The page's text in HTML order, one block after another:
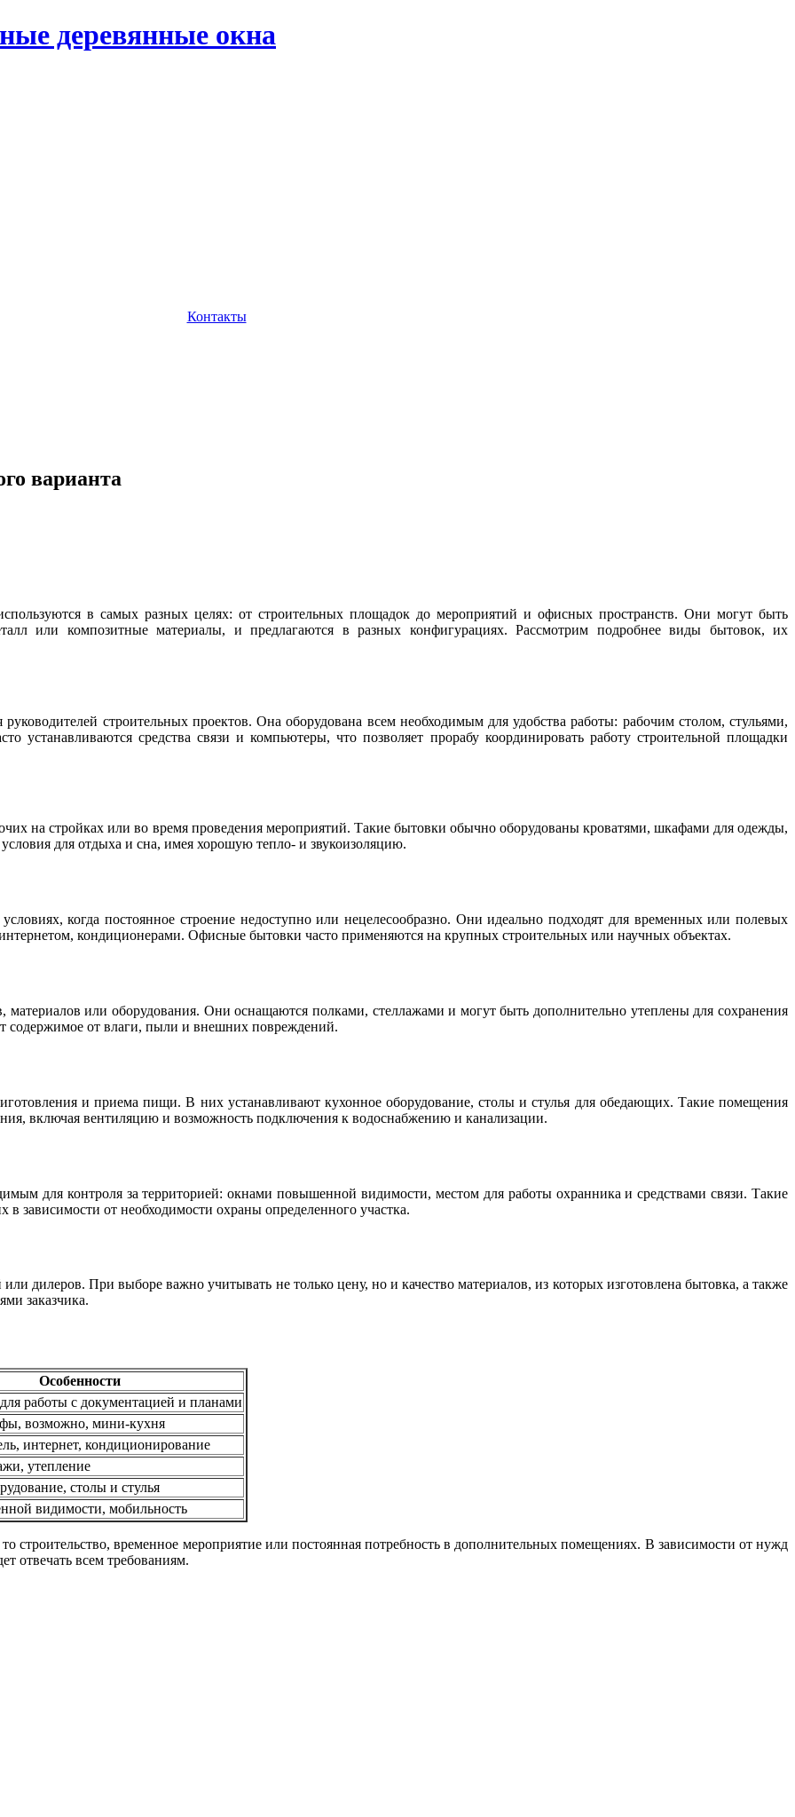
деревянные окна
Контакты
варианта
в самых разных целях: от строительных площадок до мероприятий и офисных пространств. Они могут быть
или композитные материалы, и предлагаются в разных конфигурациях. Рассмотрим подробнее виды бытовок, их
строительных проектов. Она оборудована всем необходимым для удобства работы: рабочим столом, стульями,
средства связи и компьютеры, что позволяет прорабу координировать работу строительной площадки
на стройках или во время проведения мероприятий. Такие бытовки обычно оборудованы кроватями, шкафами для одежды,
для отдыха и сна, имея хорошую тепло- и звукоизоляцию.
когда постоянное строение недоступно или нецелесообразно. Они идеально подходят для временных или полевых
кондиционерами. Офисные бытовки часто применяются на крупных строительных или научных объектах.
материалов или оборудования. Они оснащаются полками, стеллажами и могут быть дополнительно утеплены для сохранения
содержимое от влаги, пыли и внешних повреждений.
и приема пищи. В них устанавливают кухонное оборудование, столы и стулья для обедающих. Такие помещения
включая вентиляцию и возможность подключения к водоснабжению и канализации.
для контроля за территорией: окнами повышенной видимости, местом для работы охранника и средствами связи. Такие
зависимости от необходимости охраны определенного участка.
дилеров. При выборе важно учитывать не только цену, но и качество материалов, из которых изготовлена бытовка, а также
заказчика.
Особенности
работы с документацией и планами
возможно, мини-кухня
интернет, кондиционирование
утепление
столы и стулья
видимости, мобильность
строительство, временное мероприятие или постоянная потребность в дополнительных помещениях. В зависимости от нужд
отвечать всем требованиям.